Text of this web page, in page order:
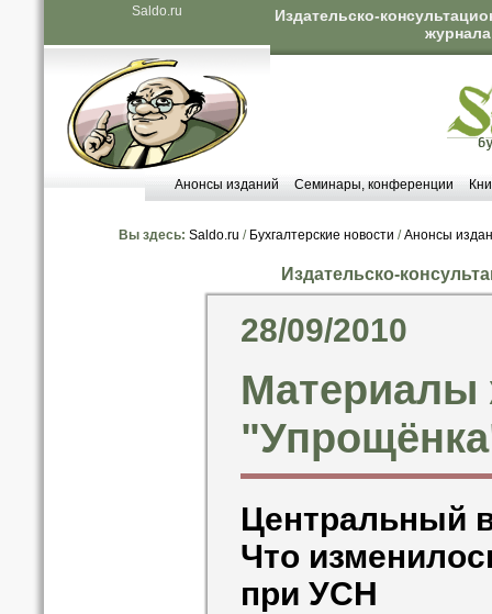
Saldo.ru
Издательско-
Анонсы изданий Семинары, конференции
Вы здесь: Saldo.ru / Бухгалтерские новости /Анонсы
Издательско-
28/09/2010
Материалы
Центральный
Что
при УСН